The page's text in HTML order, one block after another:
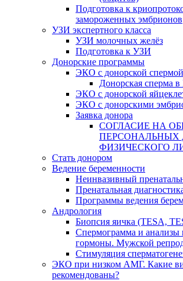
Подготовка к
замороженных эмбрионов
УЗИ экспертного класса
УЗИ молочных желёз
Подготовка к УЗИ
Донорские программы
ЭКО с донорской спермой
Донорская сперма
ЭКО с донорской
ЭКО с донорскими
Заявка донора
СОГЛАСИЕ НА
ПЕРСОНАЛЬНЫХ
ФИЗИЧЕСКОГО
Стать донором
Ведение беременности
Неинвазивный
Пренатальная
Программы ведения
Андрология
Биопсия яичка (TESA,
Спермограмма и анализы
гормоны. Мужской
Стимуляция
ЭКО при низком АМГ. Какие
рекомендованы?